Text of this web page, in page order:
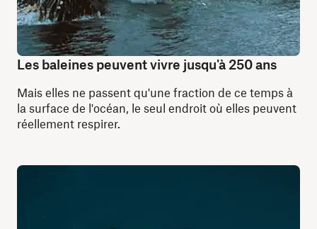
Les baleines peuvent vivre jusqu'à 250 ans
Mais elles ne passent qu'une fraction de ce temps à
la surface de l'océan, le seul endroit où elles peuvent
réellement respirer.